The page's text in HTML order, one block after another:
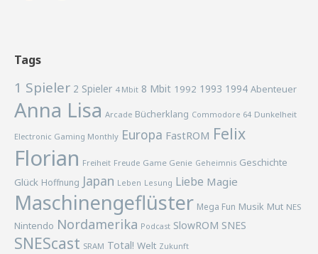
Tags
1 Spieler 2 Spieler 4 Mbit 8 Mbit 1992 1993 1994 Abenteuer
Anna Lisa Arcade Bücherklang Commodore 64 Dunkelheit
Electronic Gaming Monthly Europa FastROM Felix
Florian Freiheit Freude Game Genie Geheimnis Geschichte
Glück Hoffnung Japan Leben Lesung Liebe Magie
Maschinengeflüster Mega Fun Musik Mut NES
Nintendo Nordamerika Podcast SlowROM SNES
SNEScast SRAM Total! Welt Zukunft